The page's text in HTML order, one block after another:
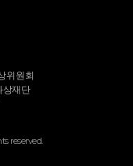
위원회
재단
reserved.